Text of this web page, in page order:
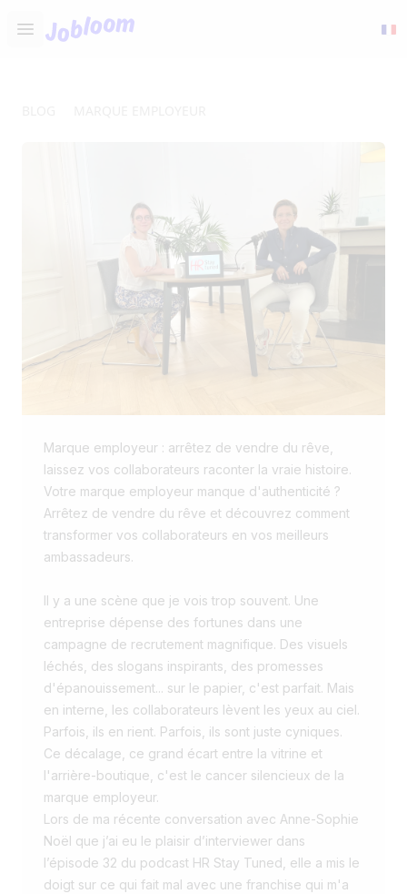
Open main menu
Jobloom
Marque employeur : arrêtez de vendre du rêve,
laissez vos collaborateurs raconter la vraie histoire.
Votre marque employeur manque d'authenticité ?
Arrêtez de vendre du rêve et découvrez comment
transformer vos collaborateurs en vos meilleurs
ambassadeurs.
Il y a une scène que je vois trop souvent. Une
entreprise dépense des fortunes dans une
campagne de recrutement magnifique. Des visuels
léchés, des slogans inspirants, des promesses
d'épanouissement... sur le papier, c'est parfait. Mais
en interne, les collaborateurs lèvent les yeux au ciel.
Parfois, ils en rient. Parfois, ils sont juste cyniques.
Ce décalage, ce grand écart entre la vitrine et
l'arrière-boutique, c'est le cancer silencieux de la
marque employeur.
Lors de ma récente conversation avec Anne-Sophie
Noël que j’ai eu le plaisir d’interviewer dans
l’épisode 32 du podcast HR Stay Tuned, elle a mis le
doigt sur ce qui fait mal avec une franchise qui m'a